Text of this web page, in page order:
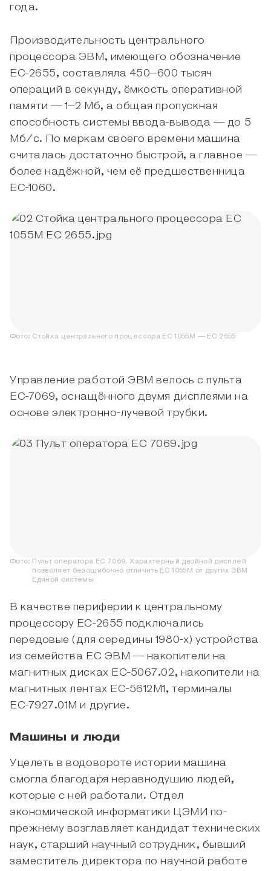
года.
Производительность центрального
процессора ЭВМ, имеющего обозначение
ЕС-2655, составляла 450–600 тысяч
операций в секунду, ёмкость оперативной
памяти — 1–2 Мб, а общая пропускная
способность системы ввода-вывода — до 5
Мб/с. По меркам своего времени машина
считалась достаточно быстрой, а главное —
более надёжной, чем её предшественница
ЕС-1060.
Фото: Стойка центрального процессора ЕС 1055М — ЕС 2655
Управление работой ЭВМ велось с пульта
ЕС-7069, оснащённого двумя дисплеями на
основе электронно-лучевой трубки.
Фото:
Пульт оператора ЕС 7069. Характерный двойной дисплей
позволяет безошибочно отличить ЕС 1055М от других ЭВМ
Единой системы
В качестве периферии к центральному
процессору ЕС-2655 подключались
передовые (для середины 1980-х) устройства
из семейства ЕС ЭВМ — накопители на
магнитных дисках ЕС-5067.02, накопители на
магнитных лентах ЕС-5612М1, терминалы
ЕС-7927.01M и другие.
Машины и люди
Уцелеть в водовороте истории машина
смогла благодаря неравнодушию людей,
которые с ней работали. Отдел
экономической информатики ЦЭМИ по-
прежнему возглавляет кандидат технических
наук, старший научный сотрудник, бывший
заместитель директора по научной работе